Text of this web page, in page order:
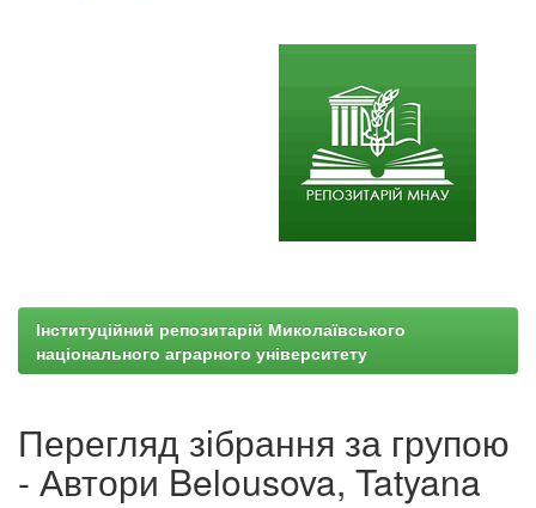
Інституційний репозитарій Миколаївського
національного аграрного університету
Перегляд зібрання за групою
- Автори Belousova, Tatyana